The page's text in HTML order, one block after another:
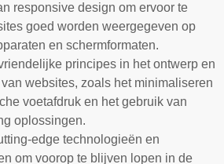
responsive design om ervoor te
goed worden weergegeven op
en schermformaten.
principes in het ontwerp en
websites, zoals het minimaliseren
voetafdruk en het gebruik van
oplossingen.
edge technologieën en
om voorop te blijven lopen in de